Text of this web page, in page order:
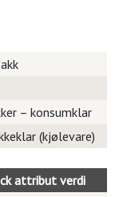
– konsumklar
(kjølevare)
attribut verdi